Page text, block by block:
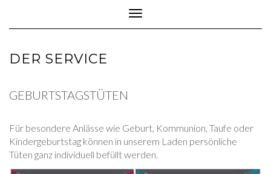
Toggle
Navigation
DER SERVICE
GEBURTSTAGSTÜTEN
Für besondere Anlässe wie Geburt, Kommunion, Taufe oder
Kindergeburtstag können in unserem Laden persönliche
Tüten ganz individuell befüllt werden.